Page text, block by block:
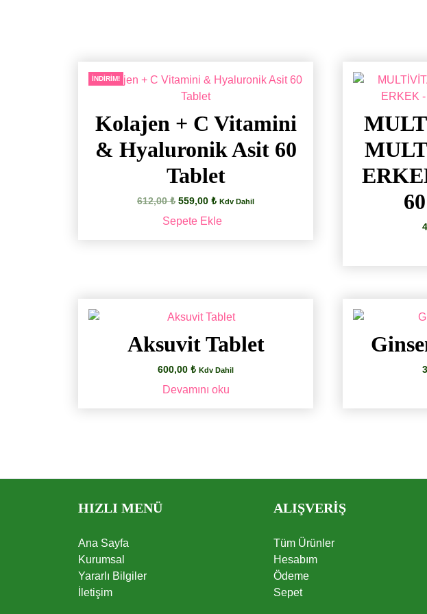
İNDIRIM!
Kolajen + C Vitamini
& Hyaluronik Asit 60
Tablet
612,00₺ Orijinal
fiyat:
612,00 ₺.
559,00₺Şu
Kdv Dahil
Sepete Ekle
Aksuvit Tablet
600,00₺ Kdv Dahil
Devamını oku
HIZLI MENÜ
Ana Sayfa
Kurumsal
Yararlı Bilgiler
İletişim
ALIŞVERİŞ
Tüm Ürünler
Hesabım
Ödeme
Sepet